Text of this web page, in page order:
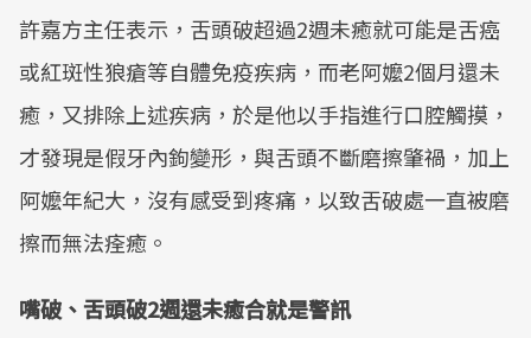
許嘉方主任表示，舌頭破超過2週未癒就可能是舌癌
或紅斑性狼瘡等自體免疫疾病，而老阿嬤2個月還未
癒，又排除上述疾病，於是他以手指進行口腔觸摸，
才發現是假牙內鉤變形，與舌頭不斷磨擦肇禍，加上
阿嬤年紀大，沒有感受到疼痛，以致舌破處一直被磨
擦而無法痊癒。
​嘴破、舌頭破2週還未癒合就是警訊